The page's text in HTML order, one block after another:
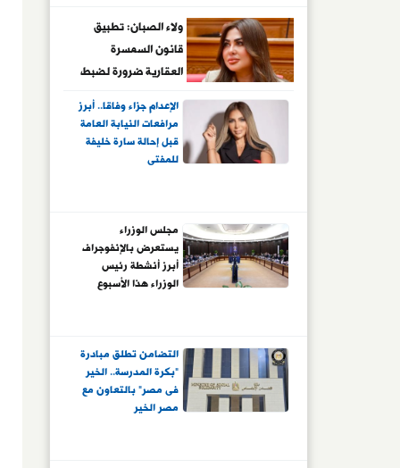
تتقمص شخصية
صحفية ومواطن
يمارس دور ضابط
ولاء الصبان: تطبيق
قانون السمسرة
العقارية ضرورة لضبط
السوق وحماية حقوق
أطرافه
الإعدام جزاء وفاقا.. أبرز
مرافعات النيابة العامة
قبل إحالة سارة خليفة
للمفتى
مجلس الوزراء
يستعرض بالإنفوجراف
أبرز أنشطة رئيس
الوزراء هذا الأسبوع
التضامن تطلق مبادرة
"بكرة المدرسة.. الخير
فى مصر" بالتعاون مع
مصر الخير